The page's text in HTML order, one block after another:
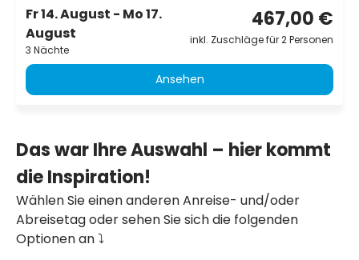
Fr 14. August - Mo 17.
August
3 Nächte
467,00 €
inkl. Zuschläge für 2 Personen
Ansehen
Das war Ihre Auswahl – hier kommt
die Inspiration!
Wählen Sie einen anderen Anreise- und/oder
Abreisetag oder sehen Sie sich die folgenden
Optionen an ⤵️